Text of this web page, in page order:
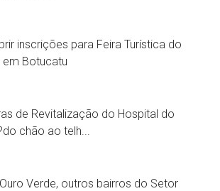
inscrições para Feira Turística do
em Botucatu
de Revitalização do Hospital do
chão ao telh...
Verde, outros bairros do Setor